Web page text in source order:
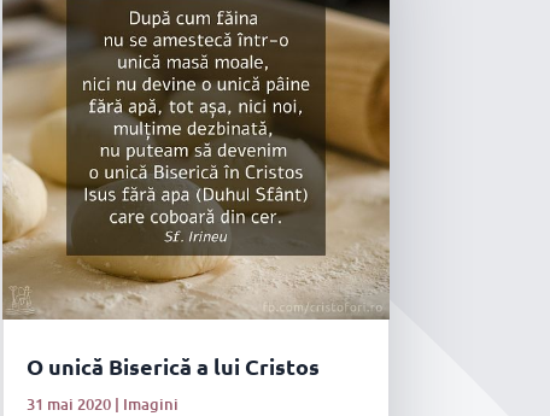
O unică Biserică a lui Cristos
31 mai 2020| Imagini